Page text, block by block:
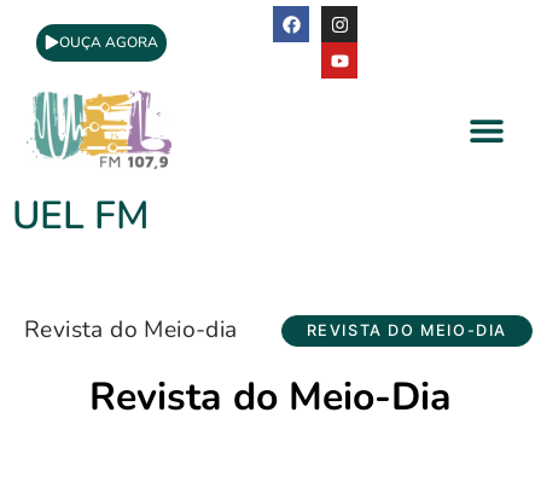
OUÇA AGORA
UEL FM
Revista do Meio-dia REVISTA DO MEIO-DIA
Revista do Meio-Dia